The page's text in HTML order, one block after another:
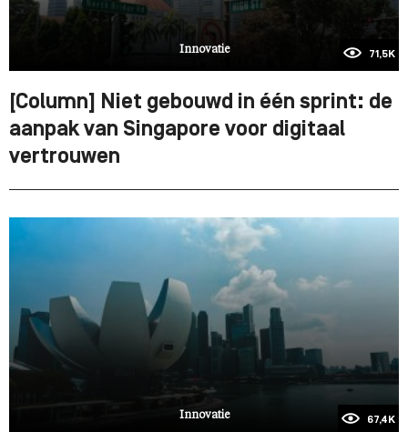
Innovatie 71,5K
[Column] Niet gebouwd in één sprint: de
aanpak van Singapore voor digitaal
vertrouwen
Innovatie 67,4K